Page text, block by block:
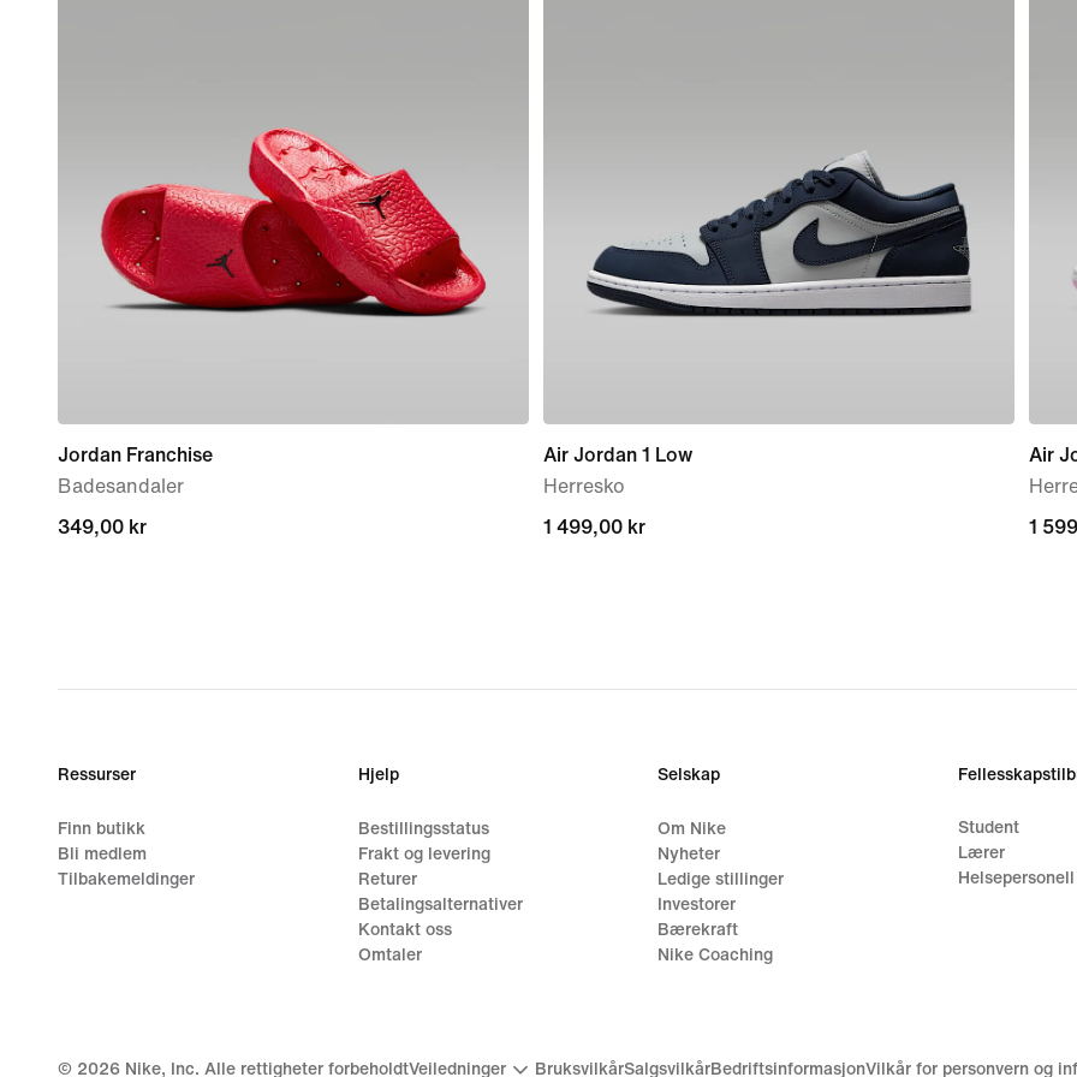
Jordan Franchise
Badesandaler
349,00 kr
349,00 kr
Air Jordan 1 Low
Herresko
1 499,00 kr
1 499,00 kr
Air
1
1
Ressurser
Finn butikk
Bli medlem
Tilbakemeldinger
Hjelp
Bestillingsstatus
Frakt og levering
Returer
Betalingsalternativer
Kontakt oss
Omtaler
Selskap
Om Nike
Nyheter
Ledige stillinger
Investorer
Bærekraft
Nike Coaching
Student
Lærer
Helsepersonell
© 2026 Nike, Inc. Alle rettigheter forbeholdtVeiledninger BruksvilkårSalgsvilkårBedriftsinformasjonVilkår for personvern og